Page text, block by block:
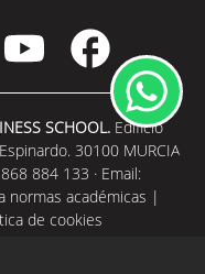
SCHOOL. Edificio
30100 MURCIA
884 133 · Email:
normas académicas |
de cookies